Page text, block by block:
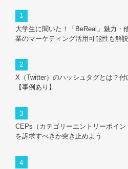
大学生に聞いた！「BeReal」魅力・
業のマーケティング活用可能性も解説
X（Twitter）のハッシュタグとは？
【事例あり】
CEPs（カテゴリーエントリーポイ
を訴求すべきか突き止めよう